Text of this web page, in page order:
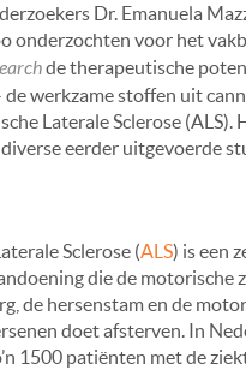
Dr. Emanuela
onderzochten voor het
de therapeutische
werkzame stoffen uit
Laterale Sclerose (ALS).
diverse eerder uitgevoerde
Sclerose (ALS) is een
die de motorische
de hersenstam en de
doet afsterven. In
1500 patiënten met de